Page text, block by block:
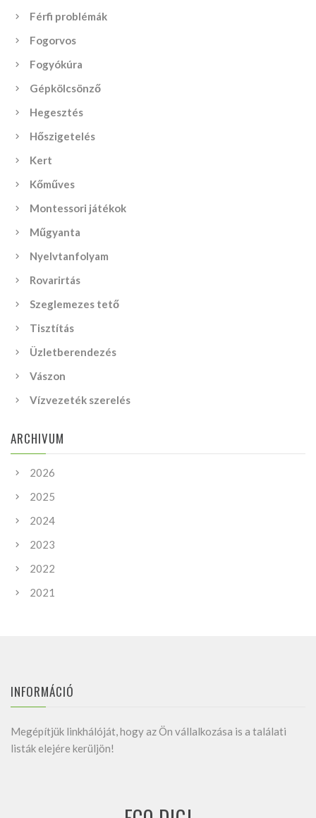
Férfi problémák
Fogorvos
Fogyókúra
Gépkölcsönző
Hegesztés
Hőszigetelés
Kert
Kőműves
Montessori játékok
Műgyanta
Nyelvtanfolyam
Rovarirtás
Szeglemezes tető
Tisztítás
Üzletberendezés
Vászon
Vízvezeték szerelés
ARCHIVUM
2026
2025
2024
2023
2022
2021
INFORMÁCIÓ
Megépítjük linkhálóját, hogy az Ön vállalkozása is a találati
listák elejére kerüljön!